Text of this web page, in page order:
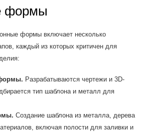
формы
формы включает несколько
каждый из которых критичен для
Разрабатываются чертежи и 3D-
тип шаблона и металл для
Создание шаблона из металла, дерева
включая полости для заливки и